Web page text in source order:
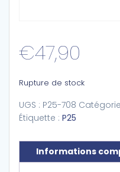
€47,90
Rupture de stock
UGS : P25-708
Étiquette : P25
Informations